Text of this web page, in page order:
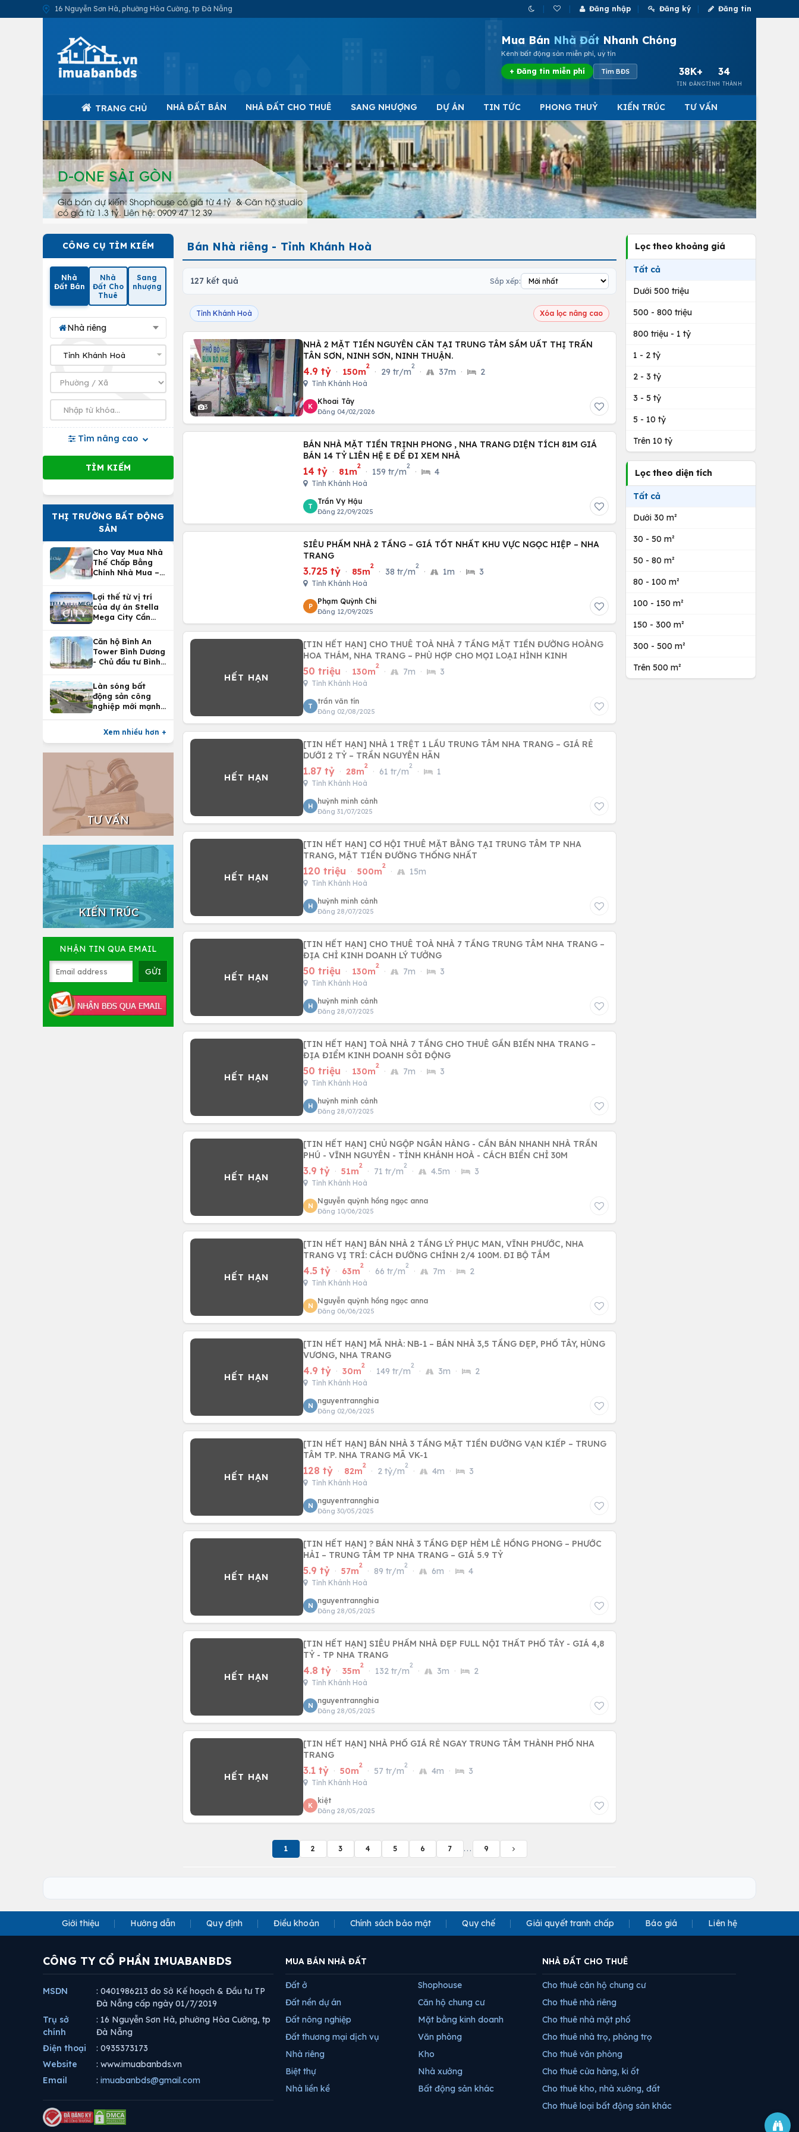
16 Nguyễn Sơn Hà, phường Hòa Cường, tp Đà Nẵng Đăng nhập Đăng ký Đăng tin
Mua Bán Nhà Đất Nhanh Chóng
Kênh bất động sản miễn phí, uy tín
+ Đăng tin miễn phí Tìm BĐS 38K+
TIN ĐĂNG
34
TỈNH THÀNH
TRANG CHỦ NHÀ ĐẤT BÁN NHÀ ĐẤT CHO THUÊ SANG NHƯỢNG DỰ ÁN TIN TỨC PHONG THUỶ KIẾN TRÚC TƯ VẤN
D-ONE SÀI GÒN
Giá bán dự kiến: Shophouse có giá từ 4 tỷ & Căn hộ studio
có giá từ 1.3 tỷ. Liên hệ: 0909 47 12 39
CÔNG CỤ TÌM KIẾM
Nhà
Đất Bán
Nhà
Đất Cho
Thuê
Sang
nhượng
Nhà riêng
Tìm nâng cao
THỊ TRƯỜNG BẤT ĐỘNG
SẢN
Cho Vay Mua Nhà
Thế Chấp Bằng
Chính Nhà Mua –
Nhà Tại
Vietcombank
Lợi thế từ vị trí
của dự án Stella
Mega City Cần
Căn hộ Bình An
Tower Bình Dương
- Chủ đầu tư Bình
Làn sóng bất
động sản công
nghiệp mới mạnh
Xem nhiều hơn +
TƯ VẤN
KIẾN TRÚC
NHẬN TIN QUA EMAIL
Bán Nhà riêng - Tỉnh Khánh Hoà
127 kết quả Sắp xếp:
Tỉnh Khánh Hoà Xóa lọc nâng cao
3
NHÀ 2 MẶT TIỀN NGUYÊN CĂN TẠI TRUNG TÂM SẦM UẤT THỊ TRẤN
TÂN SƠN, NINH SƠN, NINH THUẬN.
4.9 tỷ · 150m
2
· 29 tr/m
2
· 37m · 2
Tỉnh Khánh Hoà
K
Khoai Tây
Đăng 04/02/2026
BÁN NHÀ MẶT TIỀN TRỊNH PHONG , NHA TRANG DIỆN TÍCH 81M GIÁ
BÁN 14 TỶ LIÊN HỆ E ĐỂ ĐI XEM NHÀ
14 tỷ · 81m
2
· 159 tr/m
2
· 4
Tỉnh Khánh Hoà
T
Trần Vy Hậu
Đăng 22/09/2025
SIÊU PHẨM NHÀ 2 TẦNG – GIÁ TỐT NHẤT KHU VỰC NGỌC HIỆP – NHA
TRANG
3.725 tỷ · 85m
2
· 38 tr/m
2
· 1m · 3
Tỉnh Khánh Hoà
P
Phạm Quỳnh Chi
Đăng 12/09/2025
[TIN HẾT HẠN] CHO THUÊ TOÀ NHÀ 7 TẦNG MẶT TIỀN ĐƯỜNG HOÀNG
HOA THÁM, NHA TRANG – PHÙ HỢP CHO MỌI LOẠI HÌNH KINH
50 triệu · 130m
2
· 7m · 3
Tỉnh Khánh Hoà
T
trần văn tín
Đăng 02/08/2025
[TIN HẾT HẠN] NHÀ 1 TRỆT 1 LẦU TRUNG TÂM NHA TRANG – GIÁ RẺ
DƯỚI 2 TỶ – TRẦN NGUYÊN HÃN
1.87 tỷ · 28m
2
· 61 tr/m
2
· 1
Tỉnh Khánh Hoà
H
huỳnh minh cảnh
Đăng 31/07/2025
[TIN HẾT HẠN] CƠ HỘI THUÊ MẶT BẰNG TẠI TRUNG TÂM TP NHA
TRANG, MẶT TIỀN ĐƯỜNG THỐNG NHẤT
120 triệu · 500m
2
· 15m
Tỉnh Khánh Hoà
H
huỳnh minh cảnh
Đăng 28/07/2025
[TIN HẾT HẠN] CHO THUÊ TOÀ NHÀ 7 TẦNG TRUNG TÂM NHA TRANG –
ĐỊA CHỈ KINH DOANH LÝ TƯỞNG
50 triệu · 130m
2
· 7m · 3
Tỉnh Khánh Hoà
H
huỳnh minh cảnh
Đăng 28/07/2025
[TIN HẾT HẠN] TOÀ NHÀ 7 TẦNG CHO THUÊ GẦN BIỂN NHA TRANG –
ĐỊA ĐIỂM KINH DOANH SÔI ĐỘNG
50 triệu · 130m
2
· 7m · 3
Tỉnh Khánh Hoà
H
huỳnh minh cảnh
Đăng 28/07/2025
[TIN HẾT HẠN] CHỦ NGỘP NGÂN HÀNG - CẦN BÁN NHANH NHÀ TRẦN
PHÚ - VĨNH NGUYÊN - TỈNH KHÁNH HOÀ - CÁCH BIỂN CHỈ 30M
3.9 tỷ · 51m
2
· 71 tr/m
2
· 4.5m · 3
Tỉnh Khánh Hoà
N
Nguyễn quỳnh hồng ngọc anna
Đăng 10/06/2025
[TIN HẾT HẠN] BÁN NHÀ 2 TẦNG LÝ PHỤC MAN, VĨNH PHƯỚC, NHA
TRANG VỊ TRÍ: CÁCH ĐƯỜNG CHÍNH 2/4 100M. ĐI BỘ TẮM
4.5 tỷ · 63m
2
· 66 tr/m
2
· 7m · 2
Tỉnh Khánh Hoà
N
Nguyễn quỳnh hồng ngọc anna
Đăng 06/06/2025
[TIN HẾT HẠN] MÃ NHÀ: NB-1 – BÁN NHÀ 3,5 TẦNG ĐẸP, PHỐ TÂY, HÙNG
VƯƠNG, NHA TRANG
4.9 tỷ · 30m
2
· 149 tr/m
2
· 3m · 2
Tỉnh Khánh Hoà
N
nguyentrannghia
Đăng 02/06/2025
[TIN HẾT HẠN] BÁN NHÀ 3 TẦNG MẶT TIỀN ĐƯỜNG VẠN KIẾP – TRUNG
TÂM TP. NHA TRANG MÃ VK-1
128 tỷ · 82m
2
· 2 tỷ/m
2
· 4m · 3
Tỉnh Khánh Hoà
N
nguyentrannghia
Đăng 30/05/2025
[TIN HẾT HẠN] ? BÁN NHÀ 3 TẦNG ĐẸP HẺM LÊ HỒNG PHONG – PHƯỚC
HẢI – TRUNG TÂM TP NHA TRANG – GIÁ 5.9 TỶ
5.9 tỷ · 57m
2
· 89 tr/m
2
· 6m · 4
Tỉnh Khánh Hoà
N
nguyentrannghia
Đăng 28/05/2025
[TIN HẾT HẠN] SIÊU PHẨM NHÀ ĐẸP FULL NỘI THẤT PHỐ TÂY - GIÁ 4,8
TỶ - TP NHA TRANG
4.8 tỷ · 35m
2
· 132 tr/m
2
· 3m · 2
Tỉnh Khánh Hoà
N
nguyentrannghia
Đăng 28/05/2025
[TIN HẾT HẠN] NHÀ PHỐ GIÁ RẺ NGAY TRUNG TÂM THÀNH PHỐ NHA
TRANG
3.1 tỷ · 50m
2
· 57 tr/m
2
· 4m · 3
Tỉnh Khánh Hoà
K
kiệt
Đăng 28/05/2025
1 2 3 4 5 6 7 ... 9
Lọc theo khoảng giá
Tất cả
Dưới 500 triệu
500 - 800 triệu
800 triệu - 1 tỷ
1 - 2 tỷ
2 - 3 tỷ
3 - 5 tỷ
5 - 10 tỷ
Trên 10 tỷ
Lọc theo diện tích
Tất cả
Dưới 30 m²
30 - 50 m²
50 - 80 m²
80 - 100 m²
100 - 150 m²
150 - 300 m²
300 - 500 m²
Trên 500 m²
Giới thiệu Hướng dẫn Quy định Điều khoản Chính sách bảo mật Quy chế Giải quyết tranh chấp Báo giá Liên hệ
CÔNG TY CỔ PHẦN IMUABANBDS
MSDN
: 0401986213 do Sở Kế hoạch & Đầu tư TP
Đà Nẵng cấp ngày 01/7/2019
Trụ sở
chính
: 16 Nguyễn Sơn Hà, phường Hòa Cường, tp
Đà Nẵng
Điện thoại
: 0935373173
Website
: www.imuabanbds.vn
Email
: imuabanbds@gmail.com
MUA BÁN NHÀ ĐẤT
Đất ở
Đất nền dự án
Đất nông nghiệp
Đất thương mại dịch vụ
Nhà riêng
Biệt thự
Nhà liền kề
Shophouse
Căn hộ chung cư
Mặt bằng kinh doanh
Văn phòng
Kho
Nhà xưởng
Bất động sản khác
NHÀ ĐẤT CHO THUÊ
Cho thuê căn hộ chung cư
Cho thuê nhà riêng
Cho thuê nhà mặt phố
Cho thuê nhà trọ, phòng trọ
Cho thuê văn phòng
Cho thuê cửa hàng, ki ốt
Cho thuê kho, nhà xưởng, đất
Cho thuê loại bất động sản khác